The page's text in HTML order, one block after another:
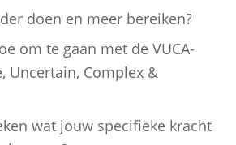
doen en meer bereiken?
om te gaan met de VUCA-
Uncertain, Complex &
wat jouw specifieke kracht